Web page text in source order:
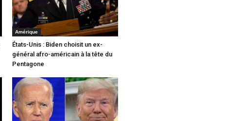
Amérique
États-Unis : Biden choisit un ex-
général afro-américain à la tête du
Pentagone